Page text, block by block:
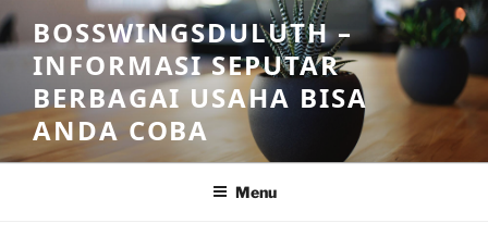
Skip
to
content
BOSSWINGSDULUTH –
INFORMASI SEPUTAR
BERBAGAI USAHA BISA
ANDA COBA
Menu